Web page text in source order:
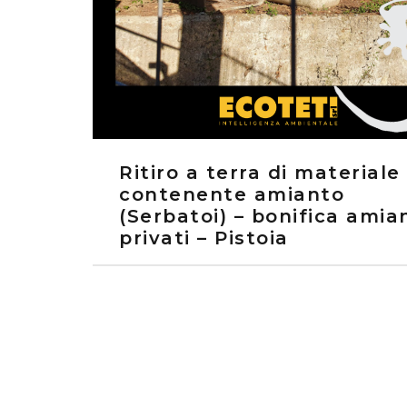
Ritiro a terra di materiale
contenente amianto
(Serbatoi) – bonifica
privati – Pistoia